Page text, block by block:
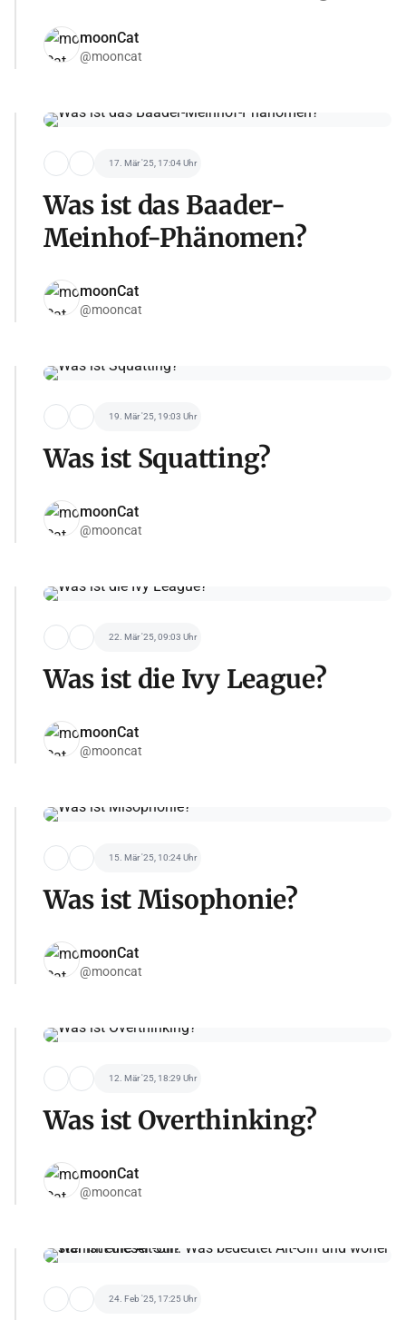
moonCat
@mooncat
17. Mär '25, 17:04 Uhr
Was ist das Baader-
Meinhof-Phänomen?
moonCat
@mooncat
19. Mär '25, 19:03 Uhr
Was ist Squatting?
moonCat
@mooncat
22. Mär '25, 09:03 Uhr
Was ist die Ivy League?
moonCat
@mooncat
15. Mär '25, 10:24 Uhr
Was ist Misophonie?
moonCat
@mooncat
12. Mär '25, 18:29 Uhr
Was ist Overthinking?
moonCat
@mooncat
24. Feb '25, 17:25 Uhr